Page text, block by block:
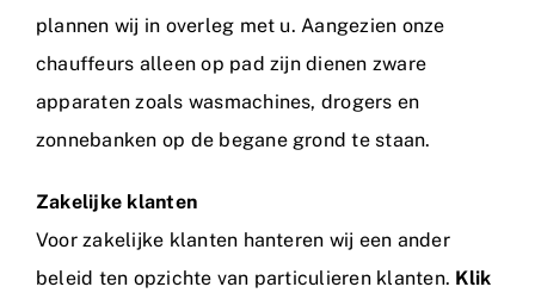
plannen wij in overleg met u. Aangezien onze
chauffeurs alleen op pad zijn dienen zware
apparaten zoals wasmachines, drogers en
zonnebanken op de begane grond te staan.
Zakelijke klanten
Voor zakelijke klanten hanteren wij een ander
beleid ten opzichte van particulieren klanten. Klik